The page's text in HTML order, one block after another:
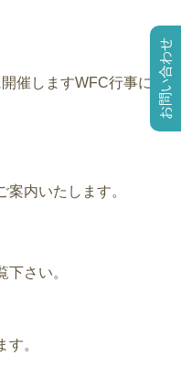
催しますWFC行事に
内いたします。
さい。
。
お問い合わせ